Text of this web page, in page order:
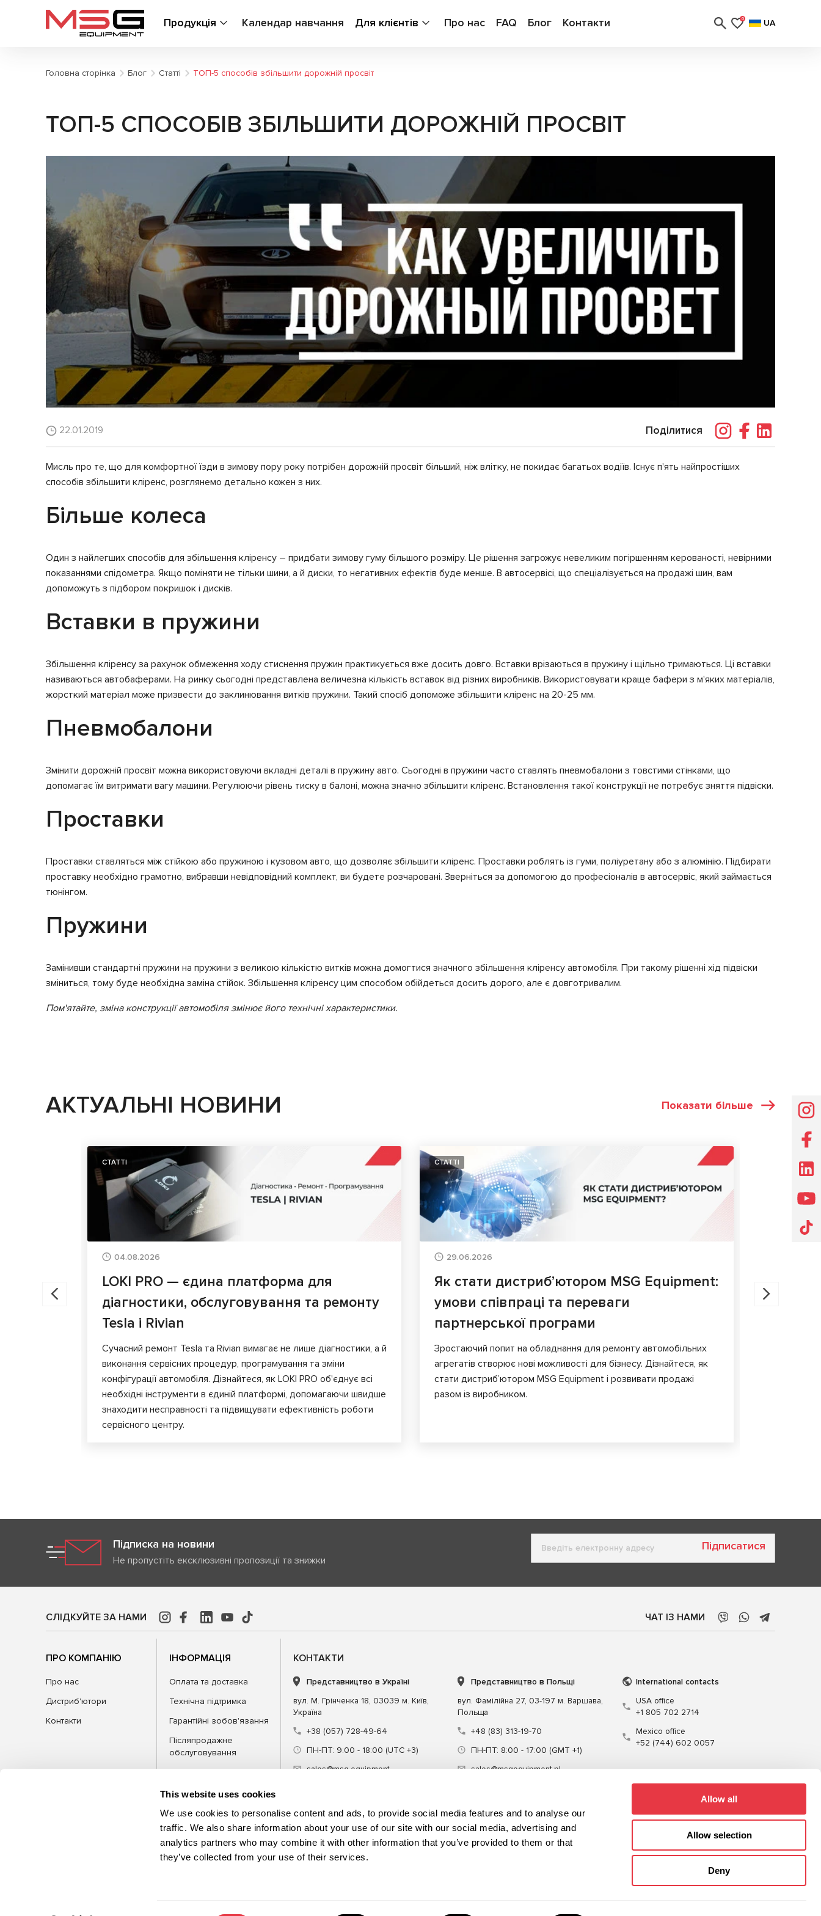
This website uses cookies
We use cookies to personalise content and ads, to provide social media features and to analyse our
traffic. We also share information about your use of our site with our social media, advertising and
analytics partners who may combine it with other information that you’ve provided to them or that
they’ve collected from your use of their services.
Allow all
Allow selection
Deny
Продукція Календар навчання Для клієнтів Про нас FAQ Блог Контакти 0 UA
Головна сторінка Блог Статті ТОП-5 способів збільшити дорожній просвіт
ТОП-5 СПОСОБІВ ЗБІЛЬШИТИ ДОРОЖНІЙ ПРОСВІТ
22.01.2019 Поділитися
Мисль про те, що для комфортної їзди в зимову пору року потрібен дорожній просвіт більший, ніж влітку, не покидає багатьох водіїв. Існує п'ять найпростіших
способів збільшити кліренс, розглянемо детально кожен з них.
Більше колеса
Один з найлегших способів для збільшення кліренсу – придбати зимову гуму більшого розміру. Це рішення загрожує невеликим погіршенням керованості, невірними
показаннями спідометра. Якщо поміняти не тільки шини, а й диски, то негативних ефектів буде менше. В автосервісі, що спеціалізується на продажі шин, вам
допоможуть з підбором покришок і дисків.
Вставки в пружини
Збільшення кліренсу за рахунок обмеження ходу стиснення пружин практикується вже досить довго. Вставки врізаються в пружину і щільно тримаються. Ці вставки
називаються автобаферами. На ринку сьогодні представлена величезна кількість вставок від різних виробників. Використовувати краще бафери з м'яких матеріалів,
жорсткий матеріал може призвести до заклинювання витків пружини. Такий спосіб допоможе збільшити кліренс на 20-25 мм.
Пневмобалони
Змінити дорожній просвіт можна використовуючи вкладні деталі в пружину авто. Сьогодні в пружини часто ставлять пневмобалони з товстими стінками, що
допомагає їм витримати вагу машини. Регулюючи рівень тиску в балоні, можна значно збільшити кліренс. Встановлення такої конструкції не потребує зняття підвіски.
Проставки
Проставки ставляться між стійкою або пружиною і кузовом авто, що дозволяє збільшити кліренс. Проставки роблять із гуми, поліуретану або з алюмінію. Підбирати
проставку необхідно грамотно, вибравши невідповідний комплект, ви будете розчаровані. Зверніться за допомогою до професіоналів в автосервіс, який займається
тюнінгом.
Пружини
Замінивши стандартні пружини на пружини з великою кількістю витків можна домогтися значного збільшення кліренсу автомобіля. При такому рішенні хід підвіски
зміниться, тому буде необхідна заміна стійок. Збільшення кліренсу цим способом обійдеться досить дорого, але є довготривалим.
Пом'ятайте, зміна конструкції автомобіля змінює його технічні характеристики.
АКТУАЛЬНІ НОВИНИ Показати більше
СТАТТІ
04.08.2026
LOKI PRO — єдина платформа для
діагностики, обслуговування та ремонту
Tesla і Rivian
Сучасний ремонт Tesla та Rivian вимагає не лише діагностики, а й
виконання сервісних процедур, програмування та зміни
конфігурації автомобіля. Дізнайтеся, як LOKI PRO об'єднує всі
необхідні інструменти в єдиній платформі, допомагаючи швидше
знаходити несправності та підвищувати ефективність роботи
сервісного центру.
СТАТТІ
29.06.2026
Як стати дистриб’ютором MSG Equipment:
умови співпраці та переваги
партнерської програми
Зростаючий попит на обладнання для ремонту автомобільних
агрегатів створює нові можливості для бізнесу. Дізнайтеся, як
стати дистриб’ютором MSG Equipment і розвивати продажі
разом із виробником.
Підписка на новини
Не пропустіть ексклюзивні пропозиції та знижки
Підписатися
СЛІДКУЙТЕ ЗА НАМИ ЧАТ ІЗ НАМИ
ПРО КОМПАНІЮ
Про нас
Дистриб'ютори
Контакти
ІНФОРМАЦІЯ
Оплата та доставка
Технічна підтримка
Гарантійні зобов'язання
Післяпродажне
обслуговування
FAQ
Блог
КОНТАКТИ
Представництво в Україні
вул. М. Грінченка 18, 03039 м. Київ,
Україна
+38 (057) 728-49-64
ПН-ПТ: 9:00 - 18:00 (UTC +3)
sales@msg.equipment
Представництво в Польщі
вул. Фамілійна 27, 03-197 м. Варшава,
Польща
+48 (83) 313-19-70
ПН-ПТ: 8:00 - 17:00 (GMT +1)
sales@msgequipment.pl
International contacts
USA office
+1 805 702 2714
Mexico office
+52 (744) 602 0057
Обладнання Спецінструмент Навчання Кабелі